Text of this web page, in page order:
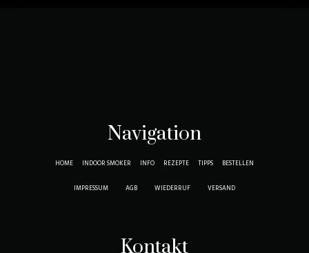
Navigation
HOME INDOOR SMOKER INFO REZEPTE TIPPS BESTELLEN
IMPRESSUM AGB WIEDERRUF VERSAND
Kontakt